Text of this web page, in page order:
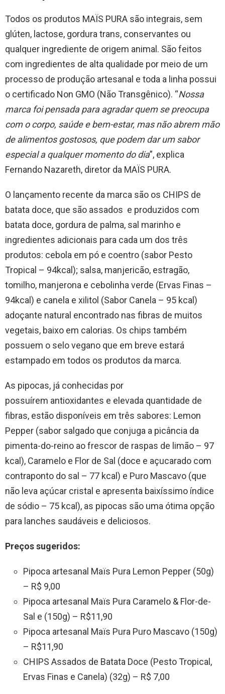
Todos os produtos MAÏS PURA são integrais, sem
glúten, lactose, gordura trans, conservantes ou
qualquer ingrediente de origem animal. São feitos
com ingredientes de alta qualidade por meio de um
processo de produção artesanal e toda a linha possui
o certificado Non GMO (Não Transgênico). “Nossa
marca foi pensada para agradar quem se preocupa
com o corpo, saúde e bem-estar, mas não abrem mão
de alimentos gostosos, que podem dar um sabor
especial a qualquer momento do dia”, explica
Fernando Nazareth, diretor da MAÏS PURA.
O lançamento recente da marca são os CHIPS de
batata doce, que são assados e produzidos com
batata doce, gordura de palma, sal marinho e
ingredientes adicionais para cada um dos três
produtos: cebola em pó e coentro (sabor Pesto
Tropical – 94kcal); salsa, manjericão, estragão,
tomilho, manjerona e cebolinha verde (Ervas Finas –
94kcal) e canela e xilitol (Sabor Canela – 95 kcal)
adoçante natural encontrado nas fibras de muitos
vegetais, baixo em calorias. Os chips também
possuem o selo vegano que em breve estará
estampado em todos os produtos da marca.
As pipocas, já conhecidas por
possuírem antioxidantes e elevada quantidade de
fibras, estão disponíveis em três sabores: Lemon
Pepper (sabor salgado que conjuga a picância da
pimenta-do-reino ao frescor de raspas de limão – 97
kcal), Caramelo e Flor de Sal (doce e açucarado com
contraponto do sal – 77 kcal) e Puro Mascavo (que
não leva açúcar cristal e apresenta baixíssimo índice
de sódio – 75 kcal), as pipocas são uma ótima opção
para lanches saudáveis e deliciosos.
Preços sugeridos:
Pipoca artesanal Maïs Pura Lemon Pepper (50g)
– R$ 9,00
Pipoca artesanal Maïs Pura Caramelo & Flor-de-
Sal e (150g) – R$11,90
Pipoca artesanal Maïs Pura Puro Mascavo (150g)
– R$11,90
CHIPS Assados de Batata Doce (Pesto Tropical,
Ervas Finas e Canela) (32g) – R$ 7,00